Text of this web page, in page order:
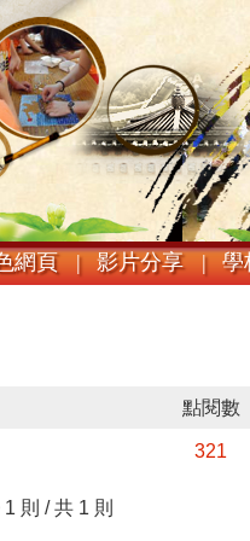
網頁 |影片分享 |學
點閱數
321
1 則 / 共 1 則